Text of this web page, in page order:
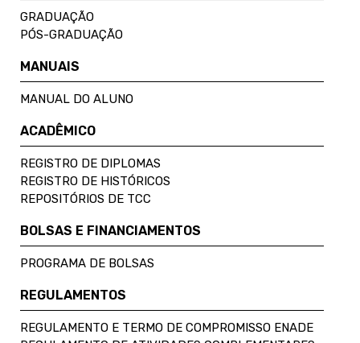
GRADUAÇÃO
PÓS-GRADUAÇÃO
MANUAIS
MANUAL DO ALUNO
ACADÊMICO
REGISTRO DE DIPLOMAS
REGISTRO DE HISTÓRICOS
REPOSITÓRIOS DE TCC
BOLSAS E FINANCIAMENTOS
PROGRAMA DE BOLSAS
REGULAMENTOS
REGULAMENTO E TERMO DE COMPROMISSO ENADE